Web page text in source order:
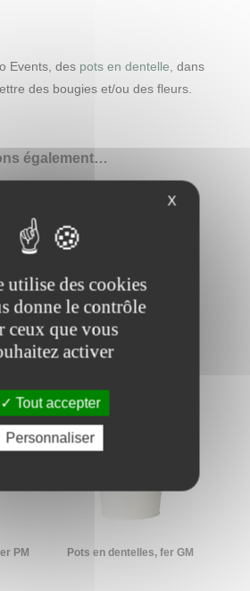
Events, des pots en dentelle, dans
des bougies et/ou des fleurs.
également…
MM Pot en dentelle, fer TGM
PM Pots en dentelles, fer GM
X
utilise des cookies
donne le contrôle
ceux que vous
activer
Tout accepter
Personnaliser